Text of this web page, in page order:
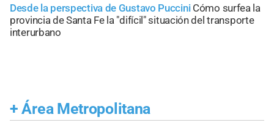
Desde la perspectiva de Gustavo Puccini Cómo surfea la
provincia de Santa Fe la "difícil" situación del transporte
interurbano
+ Área Metropolitana